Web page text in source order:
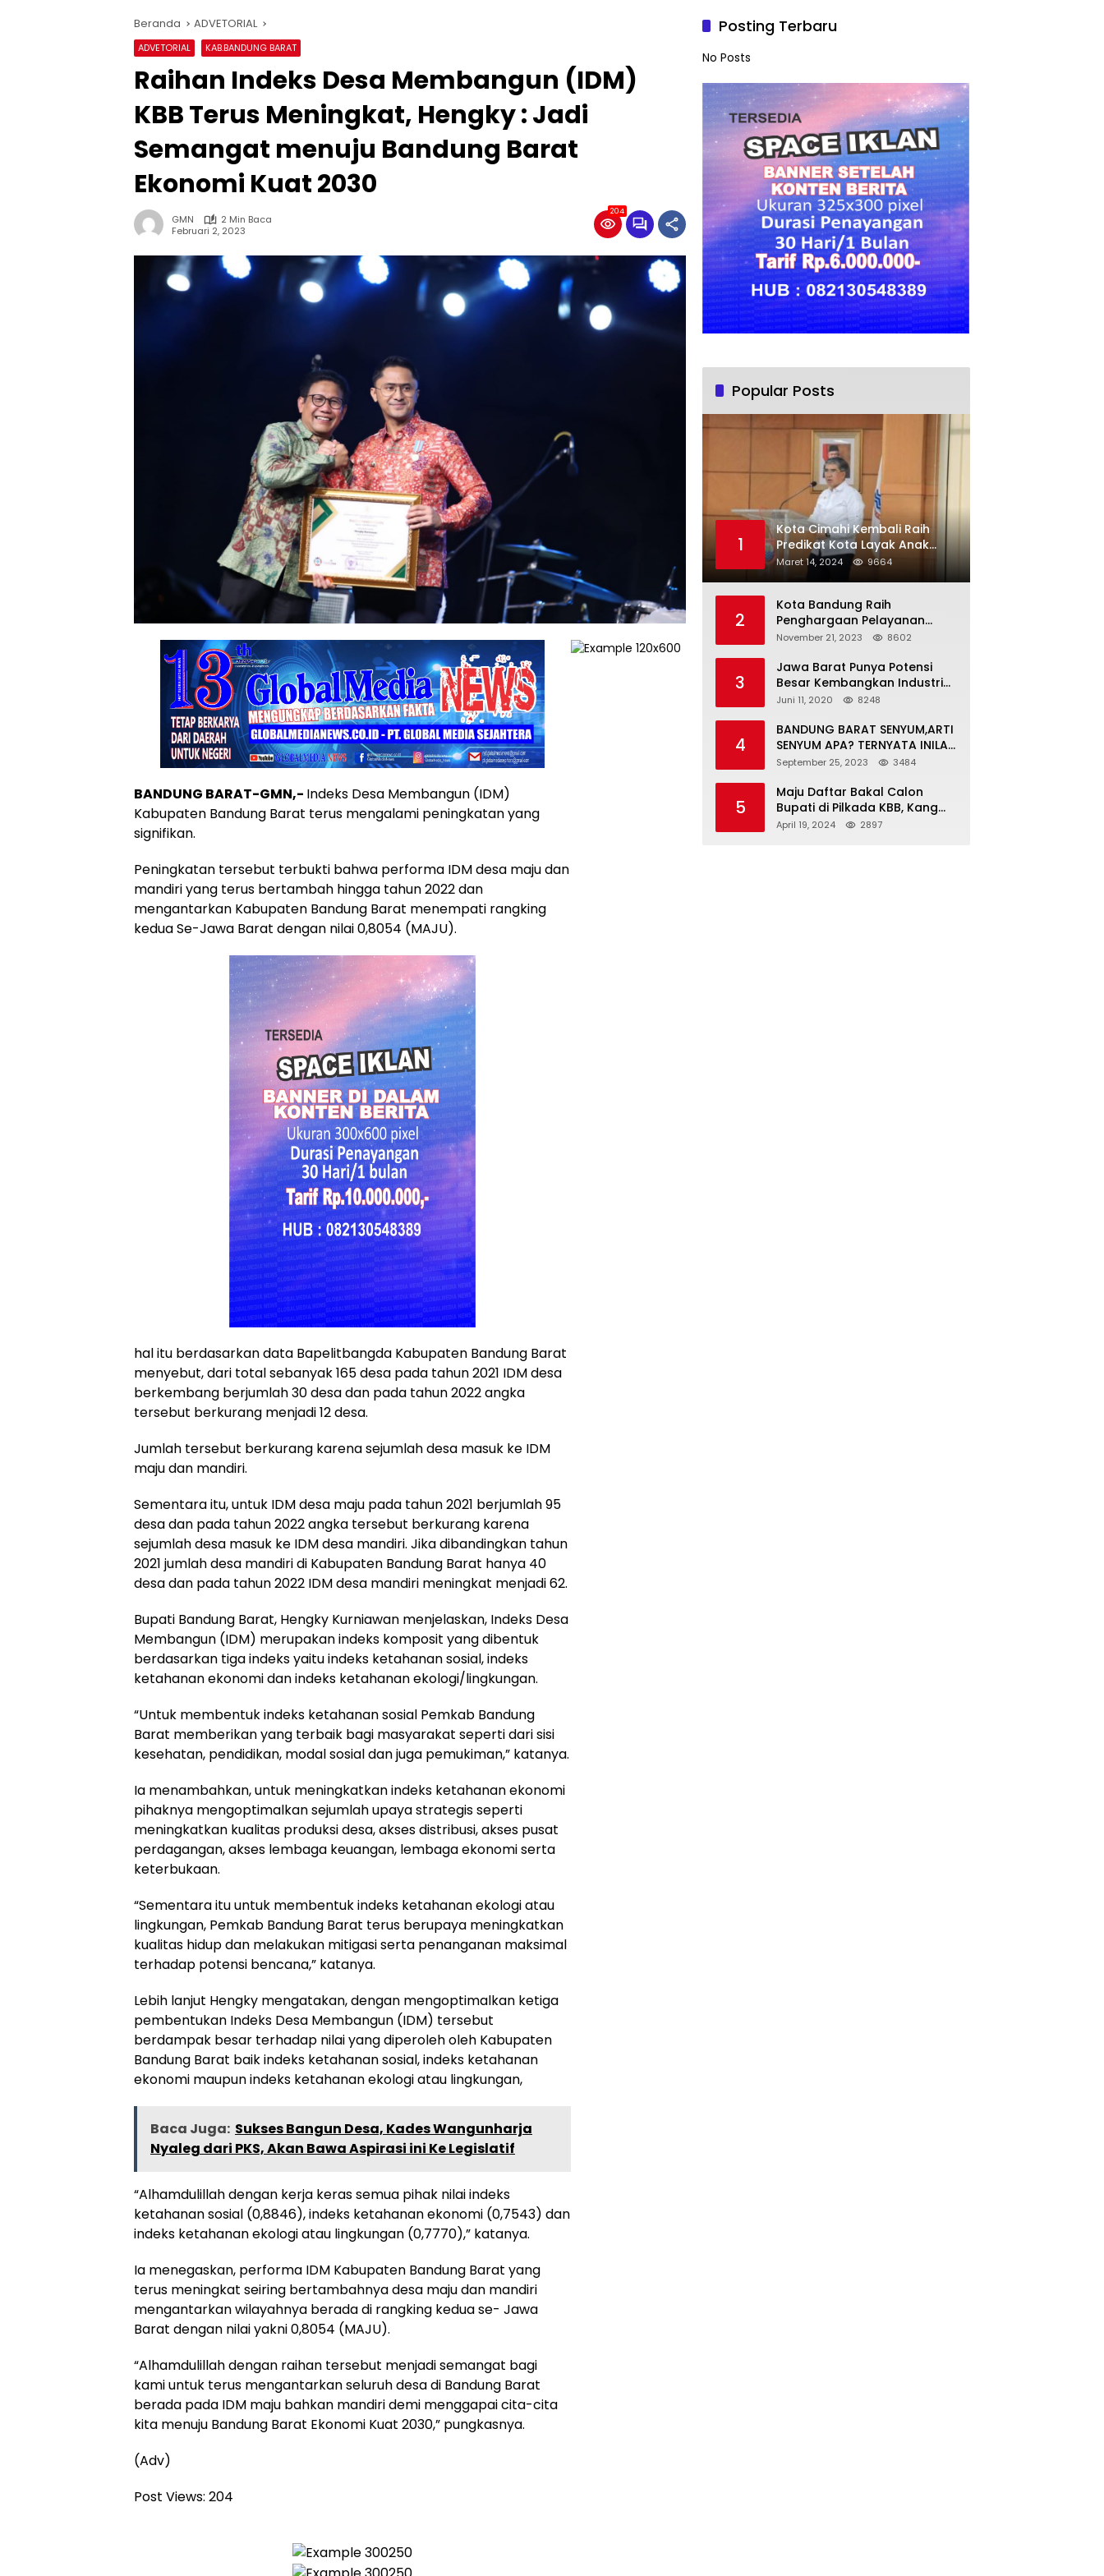
Beranda ADVETORIAL
ADVETORIAL KAB.BANDUNG BARAT
Raihan Indeks Desa Membangun (IDM)
KBB Terus Meningkat, Hengky : Jadi
Semangat menuju Bandung Barat
Ekonomi Kuat 2030
GMN
2 Min Baca
Februari 2, 2023
204
BANDUNG BARAT-GMN,- Indeks Desa Membangun (IDM)
Kabupaten Bandung Barat terus mengalami peningkatan yang
signifikan.
Peningkatan tersebut terbukti bahwa performa IDM desa maju dan
mandiri yang terus bertambah hingga tahun 2022 dan
mengantarkan Kabupaten Bandung Barat menempati rangking
kedua Se-Jawa Barat dengan nilai 0,8054 (MAJU).
hal itu berdasarkan data Bapelitbangda Kabupaten Bandung Barat
menyebut, dari total sebanyak 165 desa pada tahun 2021 IDM desa
berkembang berjumlah 30 desa dan pada tahun 2022 angka
tersebut berkurang menjadi 12 desa.
Jumlah tersebut berkurang karena sejumlah desa masuk ke IDM
maju dan mandiri.
Sementara itu, untuk IDM desa maju pada tahun 2021 berjumlah 95
desa dan pada tahun 2022 angka tersebut berkurang karena
sejumlah desa masuk ke IDM desa mandiri. Jika dibandingkan tahun
2021 jumlah desa mandiri di Kabupaten Bandung Barat hanya 40
desa dan pada tahun 2022 IDM desa mandiri meningkat menjadi 62.
Bupati Bandung Barat, Hengky Kurniawan menjelaskan, Indeks Desa
Membangun (IDM) merupakan indeks komposit yang dibentuk
berdasarkan tiga indeks yaitu indeks ketahanan sosial, indeks
ketahanan ekonomi dan indeks ketahanan ekologi/lingkungan.
“Untuk membentuk indeks ketahanan sosial Pemkab Bandung
Barat memberikan yang terbaik bagi masyarakat seperti dari sisi
kesehatan, pendidikan, modal sosial dan juga pemukiman,” katanya.
Ia menambahkan, untuk meningkatkan indeks ketahanan ekonomi
pihaknya mengoptimalkan sejumlah upaya strategis seperti
meningkatkan kualitas produksi desa, akses distribusi, akses pusat
perdagangan, akses lembaga keuangan, lembaga ekonomi serta
keterbukaan.
“Sementara itu untuk membentuk indeks ketahanan ekologi atau
lingkungan, Pemkab Bandung Barat terus berupaya meningkatkan
kualitas hidup dan melakukan mitigasi serta penanganan maksimal
terhadap potensi bencana,” katanya.
Lebih lanjut Hengky mengatakan, dengan mengoptimalkan ketiga
pembentukan Indeks Desa Membangun (IDM) tersebut
berdampak besar terhadap nilai yang diperoleh oleh Kabupaten
Bandung Barat baik indeks ketahanan sosial, indeks ketahanan
ekonomi maupun indeks ketahanan ekologi atau lingkungan,
Baca Juga: Sukses Bangun Desa, Kades Wangunharja
Nyaleg dari PKS, Akan Bawa Aspirasi ini Ke Legislatif
“Alhamdulillah dengan kerja keras semua pihak nilai indeks
ketahanan sosial (0,8846), indeks ketahanan ekonomi (0,7543) dan
indeks ketahanan ekologi atau lingkungan (0,7770),” katanya.
Ia menegaskan, performa IDM Kabupaten Bandung Barat yang
terus meningkat seiring bertambahnya desa maju dan mandiri
mengantarkan wilayahnya berada di rangking kedua se- Jawa
Barat dengan nilai yakni 0,8054 (MAJU).
“Alhamdulillah dengan raihan tersebut menjadi semangat bagi
kami untuk terus mengantarkan seluruh desa di Bandung Barat
berada pada IDM maju bahkan mandiri demi menggapai cita-cita
kita menuju Bandung Barat Ekonomi Kuat 2030,” pungkasnya.
(Adv)
Post Views: 204
Posting Terbaru
No Posts
Popular Posts
1
Kota Cimahi Kembali Raih
Predikat Kota Layak Anak
2024
Maret 14, 2024 9664
2
Kota Bandung Raih
Penghargaan Pelayanan
Publik Terbaik Tahun 2023
November 21, 2023 8602
3
Jawa Barat Punya Potensi
Besar Kembangkan Industri
Kreatif di Era Normal Baru
Juni 11, 2020 8248
4
BANDUNG BARAT SENYUM,ARTI
SENYUM APA? TERNYATA INILAH
SINGKATAN DAN MAKNANYA
September 25, 2023 3484
5
Maju Daftar Bakal Calon
Bupati di Pilkada KBB, Kang
ABR Terdepan Siap Bersaing
April 19, 2024 2897